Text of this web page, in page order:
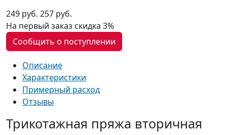
249 руб. 257 руб.
На первый заказ скидка 3%
Сообщить о поступлении
Описание
Характеристики
Примерный расход
Отзывы
Трикотажная пряжа вторичная